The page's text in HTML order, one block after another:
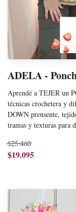
ADELA -
Aprendé a TEJER un
técnicas crochetera y
DOWN prensente,
tramas y texturas para
$25.460
$19.095